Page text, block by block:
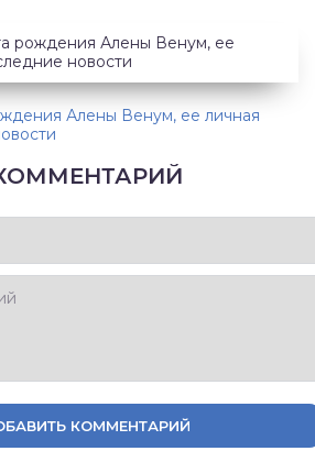
Алены Венум, ее личная
КОММЕНТАРИЙ